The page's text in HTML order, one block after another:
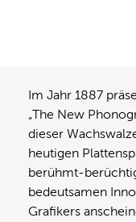
Im Jahr 1887
„The New
dieser
heutigen
berühmt-
bedeutsamen
Grafikers